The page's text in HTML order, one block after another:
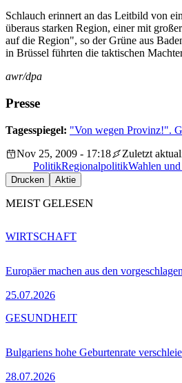
Schlauch erinnert an das Leitbild von
überaus starken Region, einer mit
auf die Region", so der Grüne aus
in Brüssel führten die taktischen
awr/dpa
Presse
Tagesspiegel: "Von wegen Provinz!".
Nov 25, 2009 - 17:18
Zuletzt
PolitikRegionalpolitikWahlen
Drucken Aktie
MEIST GELESEN
Europäer machen aus den
25.07.2026
WIRTSCHAFT
Bulgariens hohe Geburtenrate
28.07.2026
GESUNDHEIT